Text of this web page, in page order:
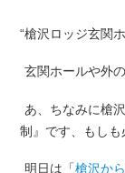
“槍沢ロッジ玄関
玄関ホールや外
あ、ちなみに槍
制』です、もしも
明日は「槍沢か